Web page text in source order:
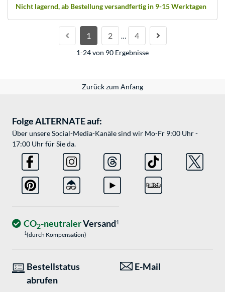
Nicht lagernd, ab Bestellung versandfertig in 9-15 Werktagen
1 2 … 4
1-24 von 90 Ergebnisse
Zurück zum Anfang
Folge ALTERNATE auf:
Über unsere Social-Media-Kanäle sind wir Mo-Fr 9:00 Uhr -
17:00 Uhr für Sie da.
CO2-neutralerVersand1
1(durch Kompensation)
Bestellstatus
abrufen
E-Mail